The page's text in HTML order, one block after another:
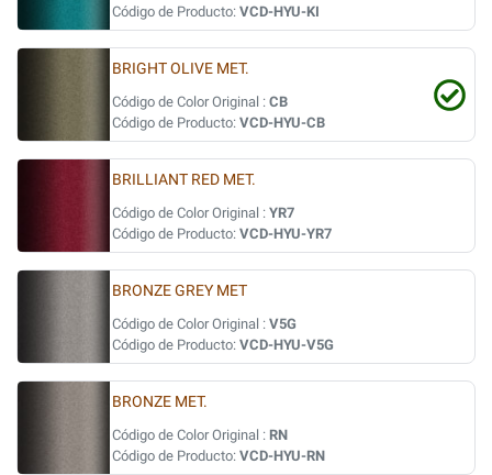
Código de Producto: VCD-HYU-KI
BRIGHT OLIVE MET.
Código de Color Original : CB
Código de Producto: VCD-HYU-CB
BRILLIANT RED MET.
Código de Color Original : YR7
Código de Producto: VCD-HYU-YR7
BRONZE GREY MET
Código de Color Original : V5G
Código de Producto: VCD-HYU-V5G
BRONZE MET.
Código de Color Original : RN
Código de Producto: VCD-HYU-RN